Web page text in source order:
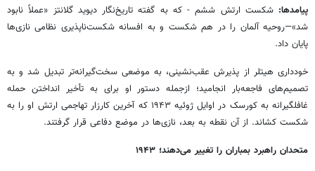
پیامدها:شکست ارتش ششم - که به گفته تاریخ‌نگار دیوید گلانتز «عملاً نابود
شد»—روحیه آلمان را در هم شکست و به افسانه شکست‌ناپذیری نظامی نازی‌ها
پایان داد.
خودداری هیتلر از پذیرش عقب‌نشینی، به موضعی سخت‌گیرانه‌تر تبدیل شد و به
تصمیم‌های فاجعه‌بار انجامید؛ ازجمله دستور او برای به تأخیر انداختن حمله
غافلگیرانه به کورسک در اوایل ژوئیه ۱۹۴۳ که آخرین کارزار تهاجمی ارتش او را به
شکست کشاند. از آن نقطه به بعد، نازی‌ها در موضع دفاعی قرار گرفتند.
متحدان راهبرد بمباران را تغییر می‌دهند؛ ۱۹۴۳